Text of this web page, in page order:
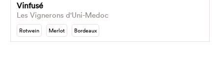
Vinfusé
Les Vignerons d'Uni-Medoc
Rotwein Merlot Bordeaux